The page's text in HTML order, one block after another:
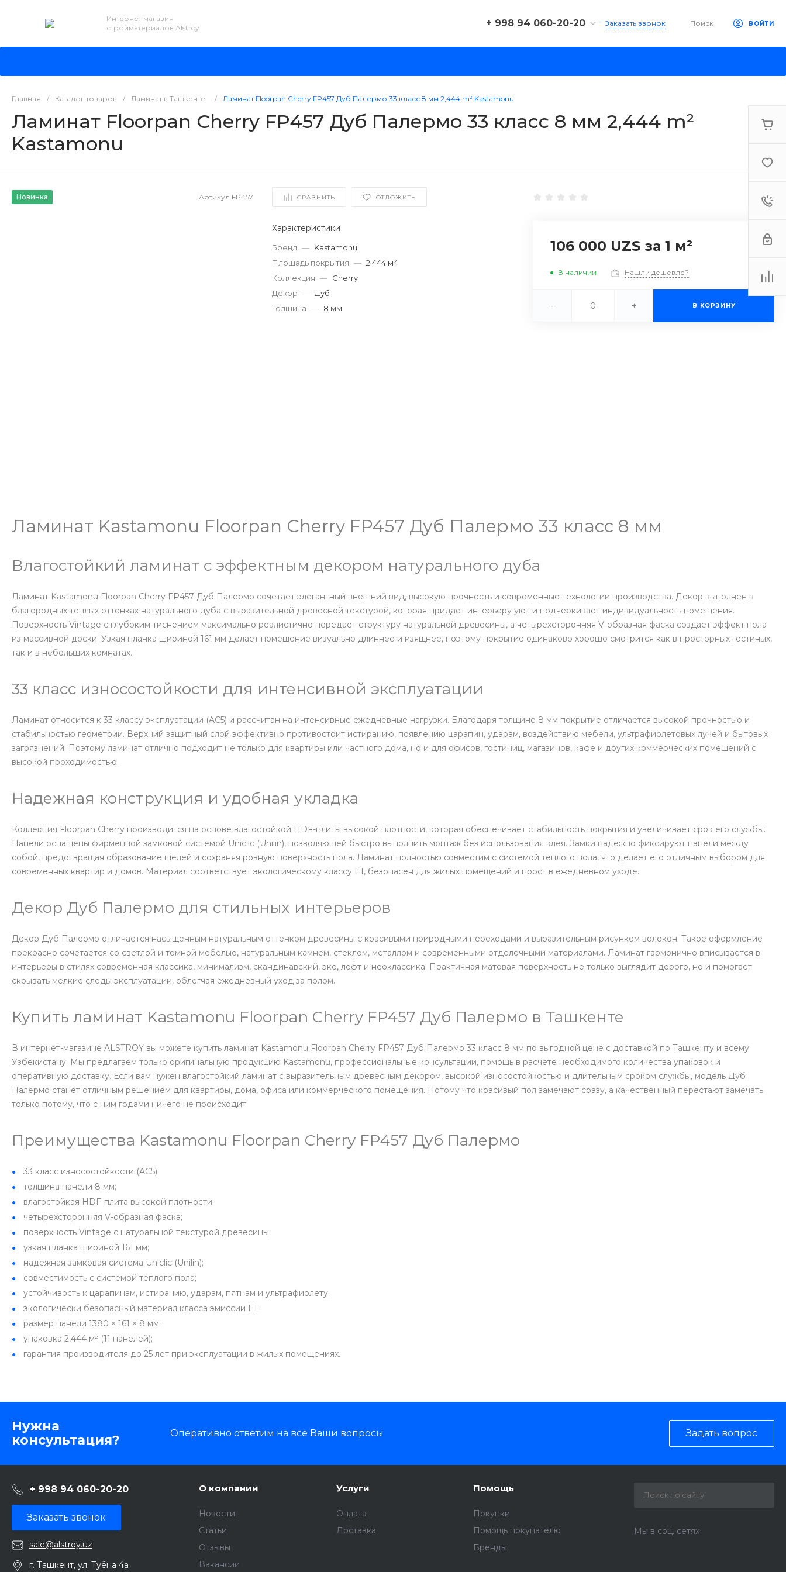
Интернет магазин
стройматериалов Alstroy
+ 998 94 060-20-20
Вт-Вс: 9:00-18:00
sale@alstroy.uz
Заказать звонок Поиск ВОЙТИ
Главная / Каталог товаров / Ламинат в Ташкенте / Ламинат Floorpan Cherry FP457 Дуб Палермо 33 класс 8 мм 2,444 m² Kastamonu
Ламинат Floorpan Cherry FP457 Дуб Палермо 33 класс 8 мм 2,444 m²
Kastamonu
Новинка Артикул FP457 СРАВНИТЬ ОТЛОЖИТЬ
Характеристики
Бренд — Kastamonu
Площадь покрытия — 2.444 м²
Коллекция — Cherry
Декор — Дуб
Толщина — 8 мм
106 000 UZS за 1 м²
В наличии Нашли дешевле?
- + В КОРЗИНУ
Ламинат Kastamonu Floorpan Cherry FP457 Дуб Палермо 33 класс 8 мм
Влагостойкий ламинат с эффектным декором натурального дуба
Ламинат Kastamonu Floorpan Cherry FP457 Дуб Палермо сочетает элегантный внешний вид, высокую прочность и современные технологии производства. Декор выполнен в
благородных теплых оттенках натурального дуба с выразительной древесной текстурой, которая придает интерьеру уют и подчеркивает индивидуальность помещения.
Поверхность Vintage с глубоким тиснением максимально реалистично передает структуру натуральной древесины, а четырехсторонняя V-образная фаска создает эффект пола
из массивной доски. Узкая планка шириной 161 мм делает помещение визуально длиннее и изящнее, поэтому покрытие одинаково хорошо смотрится как в просторных гостиных,
так и в небольших комнатах.
33 класс износостойкости для интенсивной эксплуатации
Ламинат относится к 33 классу эксплуатации (AC5) и рассчитан на интенсивные ежедневные нагрузки. Благодаря толщине 8 мм покрытие отличается высокой прочностью и
стабильностью геометрии. Верхний защитный слой эффективно противостоит истиранию, появлению царапин, ударам, воздействию мебели, ультрафиолетовых лучей и бытовых
загрязнений. Поэтому ламинат отлично подходит не только для квартиры или частного дома, но и для офисов, гостиниц, магазинов, кафе и других коммерческих помещений с
высокой проходимостью.
Надежная конструкция и удобная укладка
Коллекция Floorpan Cherry производится на основе влагостойкой HDF-плиты высокой плотности, которая обеспечивает стабильность покрытия и увеличивает срок его службы.
Панели оснащены фирменной замковой системой Uniclic (Unilin), позволяющей быстро выполнить монтаж без использования клея. Замки надежно фиксируют панели между
собой, предотвращая образование щелей и сохраняя ровную поверхность пола. Ламинат полностью совместим с системой теплого пола, что делает его отличным выбором для
современных квартир и домов. Материал соответствует экологическому классу E1, безопасен для жилых помещений и прост в ежедневном уходе.
Декор Дуб Палермо для стильных интерьеров
Декор Дуб Палермо отличается насыщенным натуральным оттенком древесины с красивыми природными переходами и выразительным рисунком волокон. Такое оформление
прекрасно сочетается со светлой и темной мебелью, натуральным камнем, стеклом, металлом и современными отделочными материалами. Ламинат гармонично вписывается в
интерьеры в стилях современная классика, минимализм, скандинавский, эко, лофт и неоклассика. Практичная матовая поверхность не только выглядит дорого, но и помогает
скрывать мелкие следы эксплуатации, облегчая ежедневный уход за полом.
Купить ламинат Kastamonu Floorpan Cherry FP457 Дуб Палермо в Ташкенте
В интернет-магазине ALSTROY вы можете купить ламинат Kastamonu Floorpan Cherry FP457 Дуб Палермо 33 класс 8 мм по выгодной цене с доставкой по Ташкенту и всему
Узбекистану. Мы предлагаем только оригинальную продукцию Kastamonu, профессиональные консультации, помощь в расчете необходимого количества упаковок и
оперативную доставку. Если вам нужен влагостойкий ламинат с выразительным древесным декором, высокой износостойкостью и длительным сроком службы, модель Дуб
Палермо станет отличным решением для квартиры, дома, офиса или коммерческого помещения. Потому что красивый пол замечают сразу, а качественный перестают замечать
только потому, что с ним годами ничего не происходит.
Преимущества Kastamonu Floorpan Cherry FP457 Дуб Палермо
33 класс износостойкости (AC5);
толщина панели 8 мм;
влагостойкая HDF-плита высокой плотности;
четырехсторонняя V-образная фаска;
поверхность Vintage с натуральной текстурой древесины;
узкая планка шириной 161 мм;
надежная замковая система Uniclic (Unilin);
совместимость с системой теплого пола;
устойчивость к царапинам, истиранию, ударам, пятнам и ультрафиолету;
экологически безопасный материал класса эмиссии E1;
размер панели 1380 × 161 × 8 мм;
упаковка 2,444 м² (11 панелей);
гарантия производителя до 25 лет при эксплуатации в жилых помещениях.
Нужна
консультация?
Оперативно ответим на все Ваши вопросы Задать вопрос
+ 998 94 060-20-20
Заказать звонок
sale@alstroy.uz
г. Ташкент, ул. Туёна 4а
О компании
Новости
Статьи
Отзывы
Вакансии
Услуги
Оплата
Доставка
Помощь
Покупки
Помощь покупателю
Бренды
Мы в соц. сетях